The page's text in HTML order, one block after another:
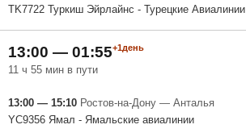
TK7722 Туркиш Эйрлайнс - Турецкие Авиалинии
13:00 — 01:55+1день
11 ч 55 мин в пути
13:00 — 15:10 Ростов-на-Дону — Анталья
YC9356 Ямал - Ямальские авиалинии